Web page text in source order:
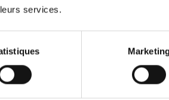
services.
une assurance familiale, même
votre assurance familiale et